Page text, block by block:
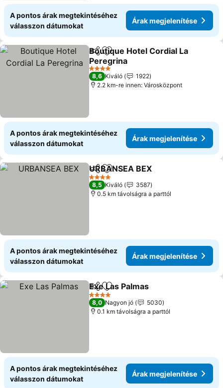
A pontos árak megtekintéséhez
válasszon dátumokat
Árak megjelenítése
MegosztásHozzáadás a kedvencekhez
Boutique Hotel Cordial La
Peregrina
4 Kategória
8,6 Kiváló
1922
2.2 km-re innen: Városközpont
A pontos árak megtekintéséhez
válasszon dátumokat
Árak megjelenítése
Megosztás
Hozzáadás a kedvencekhez
URBANSEA BEX
4 Kategória
8,5 Kiváló
3587
0.5 km távolságra a parttól
A pontos árak megtekintéséhez
válasszon dátumokat
Árak megjelenítése
Megosztás
Hozzáadás a kedvencekhez
Exe Las Palmas
4 Kategória
8,0 Nagyon jó
5030
0.1 km távolságra a parttól
A pontos árak megtekintéséhez
válasszon dátumokat
Árak megjelenítése